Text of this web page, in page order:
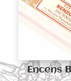
Encens